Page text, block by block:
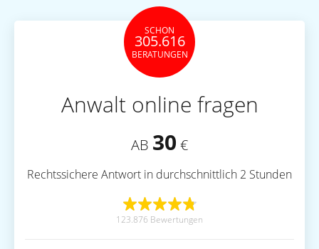
SCHON
305.616
BERATUNGEN
Anwalt online fragen
AB 30 €
Rechtssichere Antwort in durchschnittlich 2 Stunden
123.876 Bewertungen